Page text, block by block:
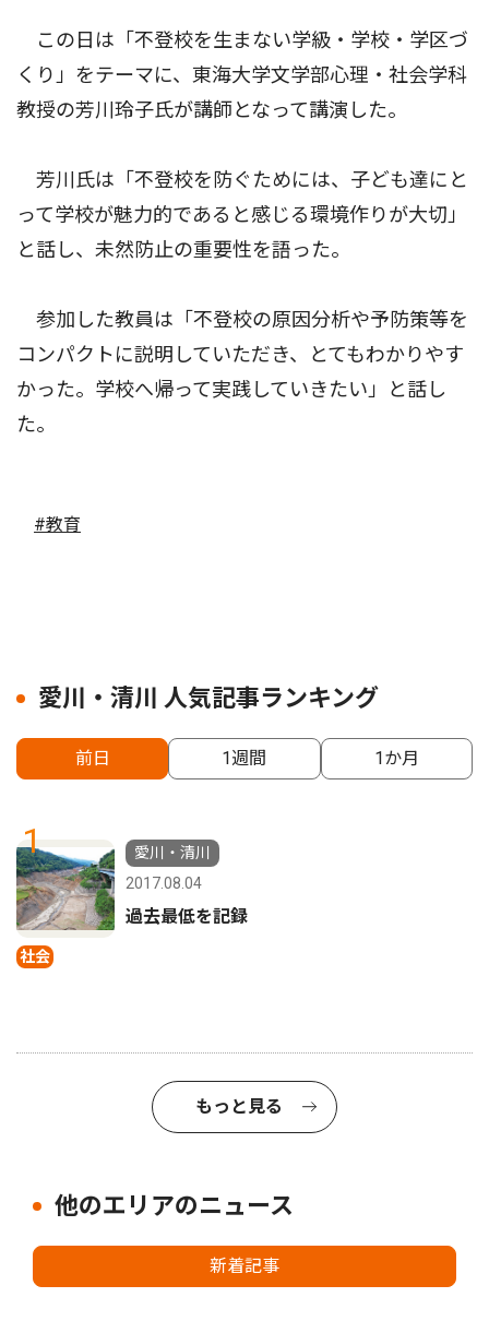
この日は「不登校を生まない学級・学校・学区づ
くり」をテーマに、東海大学文学部心理・社会学科
教授の芳川玲子氏が講師となって講演した。
芳川氏は「不登校を防ぐためには、子ども達にと
って学校が魅力的であると感じる環境作りが大切」
と話し、未然防止の重要性を語った。
参加した教員は「不登校の原因分析や予防策等を
コンパクトに説明していただき、とてもわかりやす
かった。学校へ帰って実践していきたい」と話し
た。
#教育
愛川・清川 人気記事ランキング
前日 1週間 1か月
1
社会
愛川・清川
2017.08.04
過去最低を記録
もっと見る
他のエリアのニュース
新着記事